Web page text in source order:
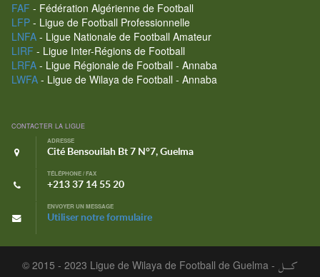
FAF - Fédération Algérienne de Football
LFP- Ligue de Football Professionnelle
LNFA- Ligue Nationale de Football Amateur
LIRF - Ligue Inter-Régions de Football
LRFA- Ligue Régionale de Football - Annaba
LWFA- Ligue de Wilaya de Football - Annaba
CONTACTER LA LIGUE
ADRESSE
Cité Bensouilah Bt 7 N°7, Guelma
TÉLÉPHONE / FAX
+213 37 14 55 20
ENVOYER UN MESSAGE
Utiliser notre formulaire
© 2015 - 2023 Ligue de Wilaya de Football de Guelma - كـــل